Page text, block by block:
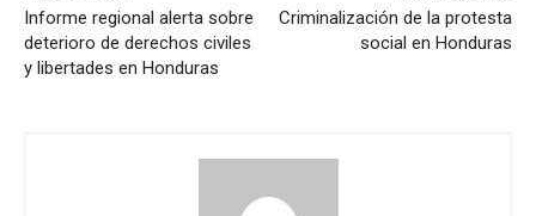
Informe regional alerta sobre
deterioro de derechos civiles
y libertades en Honduras
Criminalización de la protesta
social en Honduras